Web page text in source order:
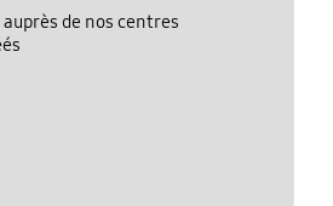
de nos centres